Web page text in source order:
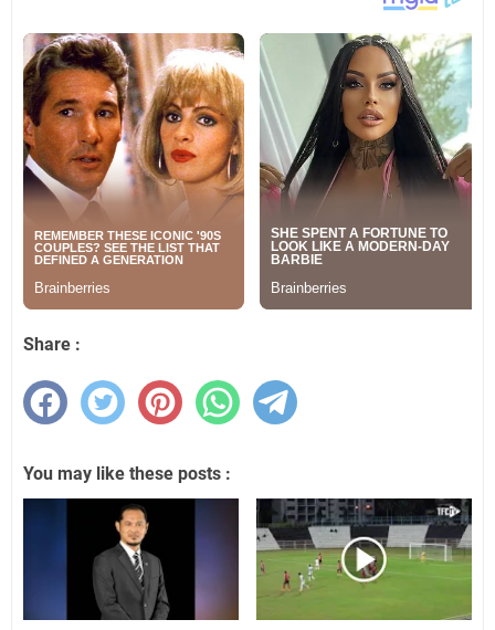
Share :
You may like these posts :